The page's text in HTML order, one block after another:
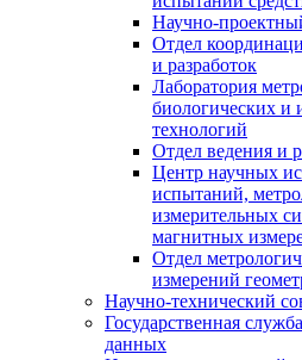
Научно-
Отдел
и разработок
Лаборатория
биологических
технологий
Отдел ведения и
Центр научных
испытаний,
измерительных
магнитных
Отдел
измерений
Научно-технический
Государственная
данных